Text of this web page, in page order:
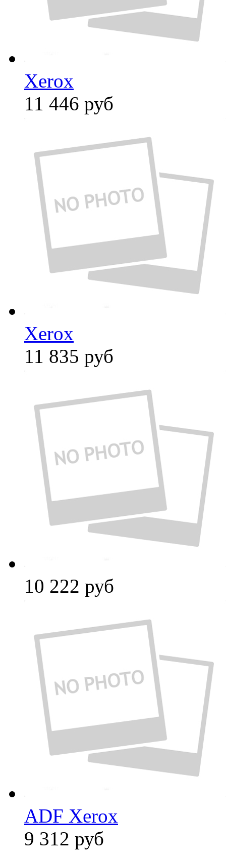
Xerox
11 446 руб
Xerox
11 835 руб
10 222 руб
ADF Xerox
9 312 руб